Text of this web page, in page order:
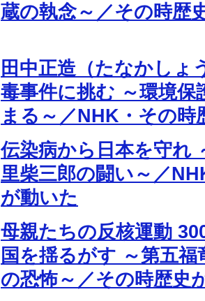
蔵の執念～／その時歴
田中正造（たなかしょ
毒事件に挑む ～環境保
まる～／NHK・その時
伝染病から日本を守れ
里柴三郎の闘い～／
が動いた
母親たちの反核運動
国を揺るがす ～第五
の恐怖～／その時歴史